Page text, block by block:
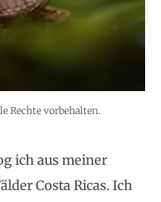
Rechte vorbehalten.
ich aus meiner
Costa Ricas. Ich